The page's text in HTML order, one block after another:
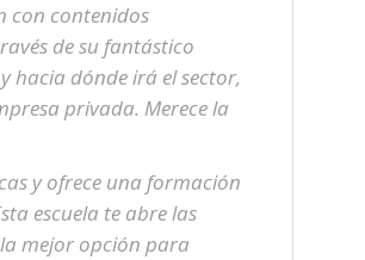
con contenidos
de su fantástico
hacia dónde irá el sector,
privada. Merece la
y ofrece una formación
escuela te abre las
mejor opción para